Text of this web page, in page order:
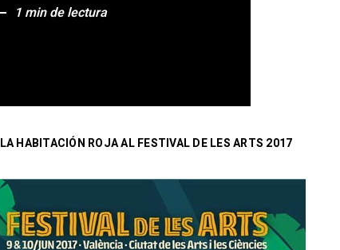
1 min de lectura
LA HABITACIÓN ROJA AL FESTIVAL DE LES ARTS 2017